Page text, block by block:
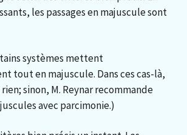
les passages en majuscule sont
systèmes mettent
tout en majuscule. Dans ces cas-là,
sinon, M. Reynar recommande
avec parcimonie.)